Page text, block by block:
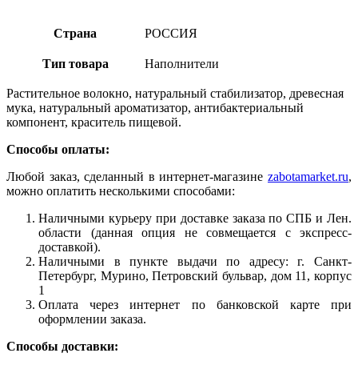
Страна РОССИЯ
Тип товара Наполнители
Растительное волокно, натуральный стабилизатор, древесная
мука, натуральный ароматизатор, антибактериальный
компонент, краситель пищевой.
Способы оплаты:
Любой заказ, сделанный в интернет-магазине zabotamarket.ru,
можно оплатить несколькими способами:
Наличными курьеру при доставке заказа по СПБ и Лен.
области (данная опция не совмещается с экспресс-
доставкой).
Наличными в пункте выдачи по адресу: г. Санкт-
Петербург, Мурино, Петровский бульвар, дом 11, корпус
1
Оплата через интернет по банковской карте при
оформлении заказа.
Способы доставки: